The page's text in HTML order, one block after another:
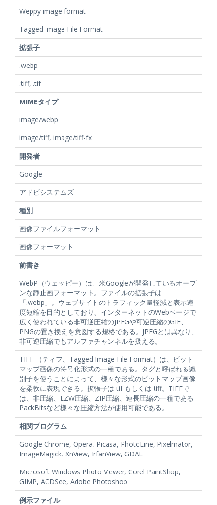
Weppy image format
Tagged Image File Format
拡張子
.webp
.tiff, .tif
MIMEタイプ
image/webp
image/tiff, image/tiff-fx
開発者
Google
アドビシステムズ
種別
画像ファイルフォーマット
画像フォーマット
前書き
WebP（ウェッピー）は、米Googleが開発しているオープ
ンな静止画フォーマット。ファイルの拡張子は
「.webp」。ウェブサイトのトラフィック量軽減と表示速
度短縮を目的としており、インターネットのWebページで
広く使われている非可逆圧縮のJPEGや可逆圧縮のGIF、
PNGの置き換えを意図する規格である。JPEGとは異なり、
非可逆圧縮でもアルファチャンネルを扱える。
TIFF （ティフ、Tagged Image File Format）は、ビット
マップ画像の符号化形式の一種である。タグと呼ばれる識
別子を使うことによって、様々な形式のビットマップ画像
を柔軟に表現できる。拡張子は tif もしくは tiff。TIFFで
は、非圧縮、LZW圧縮、ZIP圧縮、連長圧縮の一種である
PackBitsなど様々な圧縮方法が使用可能である。
相関プログラム
Google Chrome, Opera, Picasa, PhotoLine, Pixelmator,
ImageMagick, XnView, IrfanView, GDAL
Microsoft Windows Photo Viewer, Corel PaintShop,
GIMP, ACDSee, Adobe Photoshop
例示ファイル